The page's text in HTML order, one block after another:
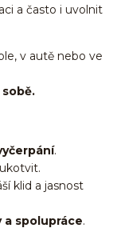
a často i uvolnit
v autě nebo ve
.
klid a jasnost
spolupráce.